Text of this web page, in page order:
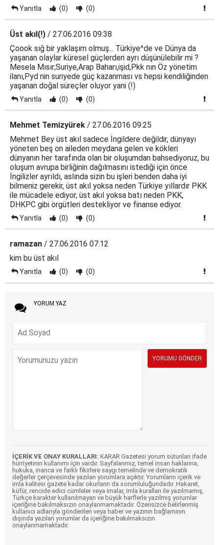
Yanıtla (0) (0)
Üst akıl(!) / 27.06.2016 09:38
Çoook sığ bir yaklaşım olmuş... Türkiye^de ve Dünya da
yaşanan olaylar küresel güçlerden ayrı düşünülebilir mi ?
Mesela Mısır;Suriye,Arap Baharı,işid,Pkk nın Öz yönetim
ilanı,Pyd nin suriyede güç kazanması vs hepsi kendiliğinden
yaşanan doğal süreçler oluyor yani (!)
Yanıtla (0) (0)
Mehmet Temizyürek / 27.06.2016 09:25
Mehmet Bey üst akıl sadece İngildere değildir, dünyayı
yöneten beş on aileden meydana gelen ve kökleri
dünyanın her tarafında olan bir oluşumdan bahsediyoruz, bu
oluşum avrupa birliğinin dağılmasını istediği için önce
İngilizler ayrıldı, aslında sizin bu işleri benden daha iyi
bilmeniz gerekir, üst akıl yoksa neden Türkiye yıllardır PKK
ile mücadele ediyor, üst akıl yoksa batı neden PKK,
DHKPC gibi örgütleri destekliyor ve finanse ediyor.
Yanıtla (0) (0)
ramazan / 27.06.2016 07:12
kim bu üst akıl
Yanıtla (0) (0)
YORUM YAZ
İÇERİK VE ONAY KURALLARI: KARAR Gazetesi yorum sütunları ifade
hürriyetinin kullanımı için vardır. Sayfalarımız, temel insan haklarına,
hukuka, inanca ve farklı fikirlere saygı temelinde ve demokratik
değerler çerçevesinde yazılan yorumlara açıktır. Yorumların içerik ve
imla kalitesi gazete kadar okurların da sorumluluğundadır. Hakaret,
küfür, rencide edici cümleler veya imalar, imla kuralları ile yazılmamış,
Türkçe karakter kullanılmayan ve büyük harflerle yazılmış yorumlar
içeriğine bakılmaksızın onaylanmamaktadır. Özensizce belirlenmiş
kullanıcı adlarıyla gönderilen veya haber ve yazının bağlamının
dışında yazılan yorumlar da içeriğine bakılmaksızın
onaylanmamaktadır.